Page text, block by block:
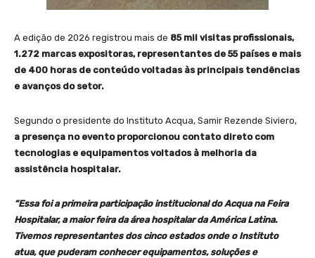
A edição de 2026 registrou mais de 85 mil visitas profissionais,
1.272 marcas expositoras, representantes de 55 países e mais
de 400 horas de conteúdo voltadas às principais tendências
e avanços do setor.
Segundo o presidente do Instituto Acqua, Samir Rezende Siviero,
a presença no evento proporcionou contato direto com
tecnologias e equipamentos voltados à melhoria da
assistência hospitalar.
“Essa foi a primeira participação institucional do Acqua na Feira
Hospitalar, a maior feira da área hospitalar da América Latina.
Tivemos representantes dos cinco estados onde o Instituto
atua, que puderam conhecer equipamentos, soluções e